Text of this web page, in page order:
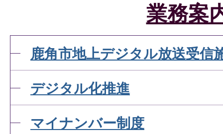
業務案
鹿角市地上デジタル放送受信
デジタル化推進
マイナンバー制度